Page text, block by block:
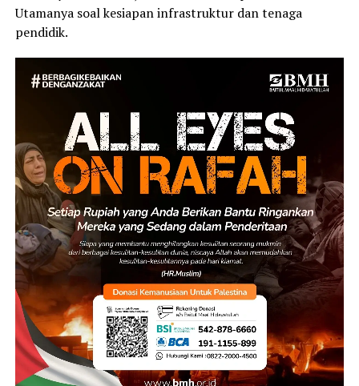
Utamanya soal kesiapan infrastruktur dan tenaga
pendidik.